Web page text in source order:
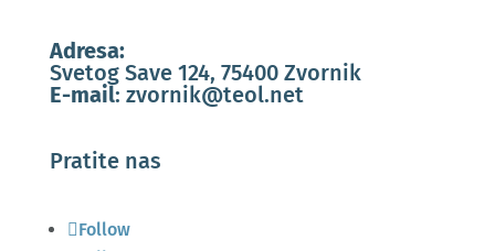
Adresa:
Svetog Save 124, 75400 Zvornik
E-mail: zvornik@teol.net
Pratite nas
Follow